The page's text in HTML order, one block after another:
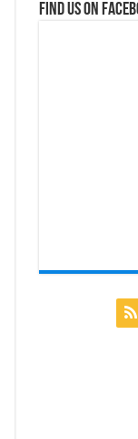
Find us on